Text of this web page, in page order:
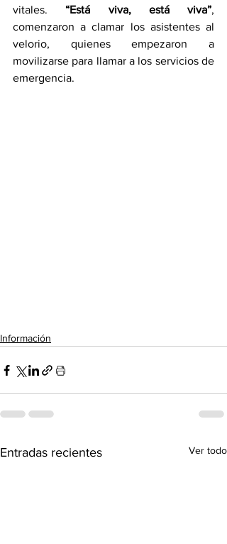
vitales. “Está viva, está viva”,
comenzaron a clamar los asistentes al
velorio, quienes empezaron a
movilizarse para llamar a los servicios de
emergencia.
Información
Entradas recientes Ver todo